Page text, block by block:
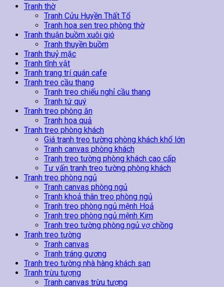
Tranh thờ
Tranh Cửu Huyền Thất Tổ
Tranh hoa sen treo phòng thờ
Tranh thuận buồm xuôi gió
Tranh thuyền buồm
Tranh thuỷ mặc
Tranh tĩnh vật
Tranh trang trí quán cafe
Tranh treo cầu thang
Tranh treo chiếu nghỉ cầu thang
Tranh tứ quý
Tranh treo phòng ăn
Tranh hoa quả
Tranh treo phòng khách
Giá tranh treo tường phòng khách khổ lớn
Tranh canvas phòng khách
Tranh treo tường phòng khách cao cấp
Tư vấn tranh treo tường phòng khách
Tranh treo phòng ngủ
Tranh canvas phòng ngủ
Tranh khoả thân treo phòng ngủ
Tranh treo phòng ngủ mệnh Hoả
Tranh treo phòng ngủ mệnh Kim
Tranh treo tường phòng ngủ vợ chồng
Tranh treo tường
Tranh canvas
Tranh tráng gương
Tranh treo tường nhà hàng khách sạn
Tranh trừu tượng
Tranh canvas trừu tượng